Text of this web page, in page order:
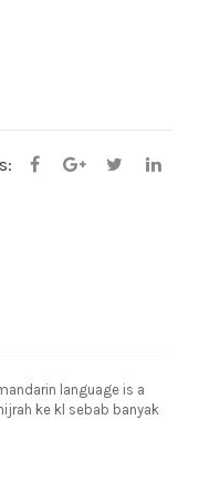
language is a
ke kl sebab banyak